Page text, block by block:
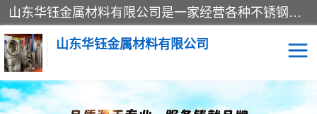
山东华钰金属材料有限公司是一家经营各种不锈钢管材、板材、圆钢、法兰、封头、型材等产品的公司；主营产品有：不锈钢管，激光切割，管件标准件，不锈钢圆钢，不锈钢人孔，不锈钢亮管，不锈钢角钢，不锈钢加工，不锈钢管子，不锈钢工业方管，不锈钢封头，不锈钢法兰，不锈钢阀门，不锈钢槽钢，不锈钢扁钢，不锈钢板等；可为客户制作各种规格的型材及不锈钢配件、非标准件及各种容器具等，能满足客户的不同采购要求。
山东华钰金属材料有限公司